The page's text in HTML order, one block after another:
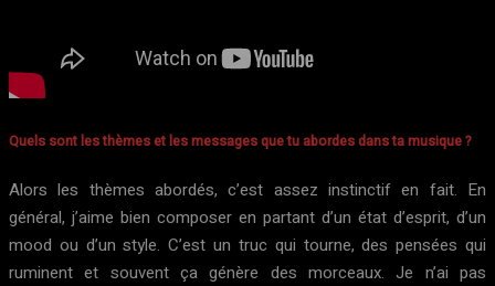
Quels sont les thèmes et les messages que tu abordes dans ta musique ?
Alors les thèmes abordés, c’est assez instinctif en fait. En
général, j’aime bien composer en partant d’un état d’esprit, d’un
mood ou d’un style. C’est un truc qui tourne, des pensées qui
ruminent et souvent ça génère des morceaux. Je n’ai pas